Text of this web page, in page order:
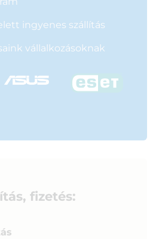
ingyenes szállítás
vállalkozásoknak
fizetés: